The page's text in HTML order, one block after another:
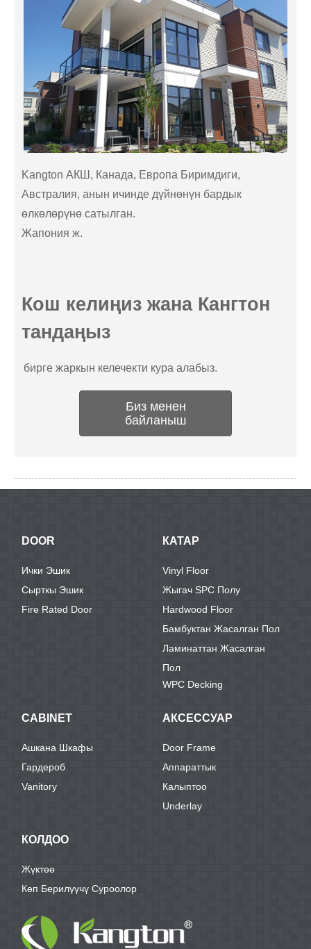
Kangton АКШ, Канада, Европа Биримдиги,
Австралия, анын ичинде дүйнөнүн бардык
өлкөлөрүнө сатылган.
Жапония ж.
Кош келиңиз жана Кангтон
тандаңыз
бирге жаркын келечекти кура алабыз.
Биз менен
байланыш
DOOR
Ички Эшик
Сырткы Эшик
Fire Rated Door
КАТАР
Vinyl Floor
Жыгач SPC Полу
Hardwood Floor
Бамбуктан Жасалган Пол
Ламинаттан Жасалган
Пол
WPC Decking
CABINET
Ашкана Шкафы
Гардероб
Vanitory
АКСЕССУАР
Door Frame
Аппараттык
Калыптоо
Underlay
КОЛДОО
Жүктөө
Көп Берилүүчү Суроолор